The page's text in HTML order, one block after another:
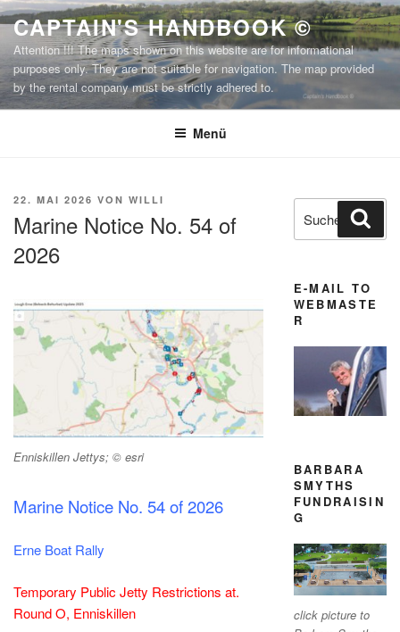
Zum
Inhalt
springen
CAPTAIN'S HANDBOOK ©
Attention !!! The maps shown on this website are for informational
purposes only. They are not suitable for navigation. The map provided
by the rental company must be strictly adhered to.
Menü
VERÖFFENTLICHT
22. MAI 2026 VON WILLI
Marine Notice No. 54 of
2026
Enniskillen Jettys; © esri
Marine Notice No. 54 of 2026
Erne Boat Rally
Temporary Public Jetty Restrictions at.
Round O, Enniskillen
Suchen
nach:
E-MAIL TO
WEBMASTE
R
BARBARA
SMYTHS
FUNDRAISIN
G
click picture to